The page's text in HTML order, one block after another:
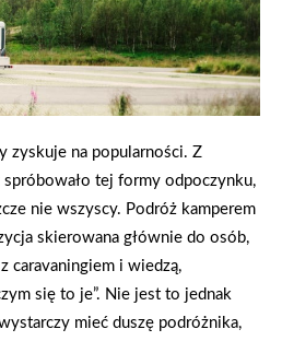
zyskuje na popularności. Z
tej formy odpoczynku,
nie wszyscy. Podróż kamperem
skierowana głównie do osób,
caravaningiem i wiedzą,
się to je”. Nie jest to jednak
mieć duszę podróżnika,